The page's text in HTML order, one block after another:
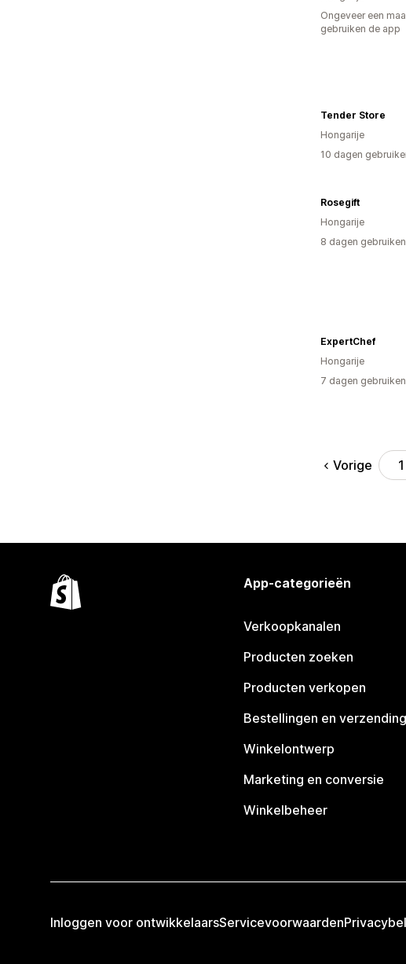
Ongeveer een
gebruiken de app
Tender Store
Hongarije
10 dagen
Rosegift
Hongarije
8 dagen
ExpertChef
Hongarije
7 dagen
Vorige 1
App-categorieën
Verkoopkanalen
Producten zoeken
Producten verkopen
Bestellingen en verzending
Winkelontwerp
Marketing en conversie
Winkelbeheer
Inloggen voor ontwikkelaarsServicevoorwaarden